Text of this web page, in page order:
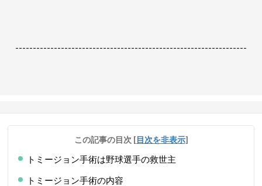
------------------------------------------------------------------
この記事の目次 [目次を非表示]
トミージョン手術は野球選手の救世主
トミージョン手術の内容